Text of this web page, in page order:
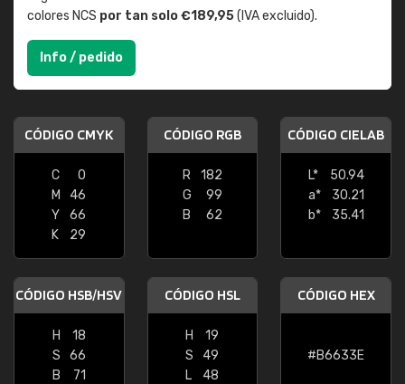
colores NCS por tan solo €189,95(IVA excluido).
Info / pedido
CÓDIGO CMYK
C
0
M
46
Y
66
K
29
CÓDIGO RGB
R
182
G
99
B
62
CÓDIGO CIELAB
L*
50.94
a*
30.21
b*
35.41
CÓDIGO HSB/HSV
H
18
S
66
B
71
CÓDIGO HSL
H
19
S
49
L
48
CÓDIGO HEX
#B6633E